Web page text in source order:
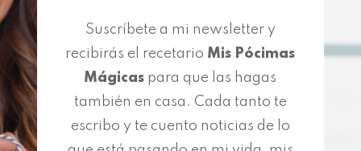
Suscríbete a mi newsletter y
recibirás el recetario Mis Pócimas
Mágicas para que las hagas
también en casa. Cada tanto te
escribo y te cuento noticias de lo